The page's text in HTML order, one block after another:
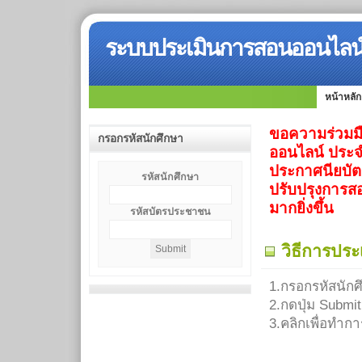
ระบบประเมินการสอนออนไ
หน้าหลัก
ขอความร่วม
ออนไลน์ ประ
ประกาศนียบั
ปรับปรุงการ
มากยิ่งขึ้น
วิธีการปร
1.กรอกรหัสนัก
2.กดปุ่ม
3.คลิกเพื่อทำก
กรอกรหัสนักศึกษา
รหัสนักศึกษา
รหัสบัตรประชาชน